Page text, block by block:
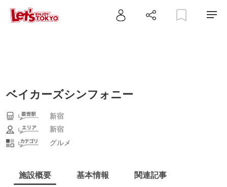
ベイカーズシンフォニー
新宿
新宿
グルメ
施設概要 基本情報 関連記事